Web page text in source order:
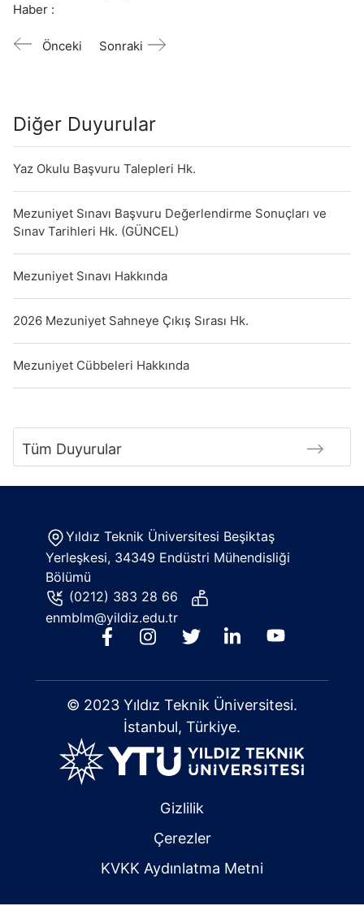
Haber :
Önceki Sonraki
Diğer Duyurular
Yaz Okulu Başvuru Talepleri Hk.
Mezuniyet Sınavı Başvuru Değerlendirme Sonuçları ve
Sınav Tarihleri Hk. (GÜNCEL)
Mezuniyet Sınavı Hakkında
2026 Mezuniyet Sahneye Çıkış Sırası Hk.
Mezuniyet Cübbeleri Hakkında
Tüm Duyurular
Yıldız Teknik Üniversitesi Beşiktaş
Yerleşkesi, 34349 Endüstri Mühendisliği
Bölümü
(0212) 383 28 66
enmblm@yildiz.edu.tr
© 2023 Yıldız Teknik Üniversitesi.
İstanbul, Türkiye.
Gizlilik
Çerezler
KVKK Aydınlatma Metni